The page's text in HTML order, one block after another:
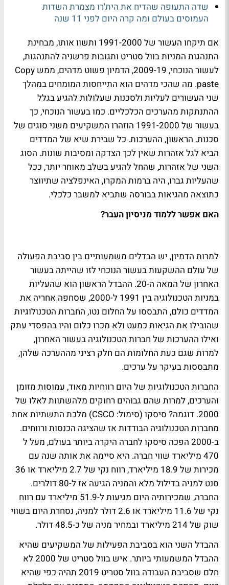
שדה התעופה שהדיח את הית'רו מצמרת השדות
העמוסים בעולם ומה קרה היום לפני 11 שנה
אם תיקחו העשור של 1991-2000 ותשוו אותו, מבחינת
התנהגות המניות בוול סטריט ותגובות פרשניה להתנהגות,
לעשור הנוכחי, 2009-19, הדמיון פשוט מדהים, ממש Copy
paste. מה שהכי מדהים הוא התייחסות המומחים במהלך
שני העשורים לעליות ולסכנות שעלולות להגיע בגלל
ההתנתקות מהערכים הכלכליים. כמו בעשור הנוכחי, כך
בעשור של 1991-2000 הוזהרו המשקיעים משני סוגים של
סכנות. הראשון, ההערכות. כל שבירת שיא של המדדים
הביא לגל אזהרות שאין לכך הצדקה ומסיבות שונות. הסוג
השני של אזהרות, שהחל להגיע בשלב מאוחר יותר, ככל
שהעליות גברו, היה ברמות המקרו, האינפלציה שתיווצר
כתוצאה מהגיאות בבורסה שתביא למשבר כלכלי.
האם אפשר ללמוד מניסיון העבר?
למרות הדמיון, יש הבדלים משמעותיים בין סביבת הפעולה
של עולם ההשקעות בעשור הנוכחי לזו שהייתה בעשור
האחרון של המאה ה-20. ההבדל הראשון הוא שהעליות
במניות הטכנולוגיה בין 1991 ל-2000, שסחפה אחריה את
המדדים כולם, התבססו על החלום נטו, החברות הטכנולוגיות
שהובילו את הגיאות כמעט ולא מכרו כלום והיו בהפסדי עתק
ואילו ההערכות של חברות הטכנולוגיה בעשור האחרון,
למרות שגם כעת החלומות הם חלק רציני מההערכה שלהן,
מתבססות בעיקר על ערכים.
החברות הטכנולוגיות של היום רווחיות מאוד, עמוסות מזומן
והערכים, למרות שהם גבוהים רחוקים מלהשתוות לאלו של
2000. דוגמה? סיסקו (סימול: CSCO) מלכת התשתיות אחת
מחברות הטכנולוגיה הבודדות אז שהציגה הכנסות ורווחים.
ב-2000 הפכה סיסקו לחברה היקרה ביותר בעולם, מעל ל
470 מיליארד שווי חברה. היא סיימה את אותה שנה עם
מכירות של 18.9 מיליארד, רווח נקי של 2.7 מיליארד או 36
סנט למניה בדילול מלא והמניה הגיעה אז ל-80 דולרים.
החברה, שמכירותיה היום מגיעות ל-51.9 מיליארד עם רווח
נקי של 11.6 מיליארד או 2.6 דולר למניה, נסחרת היום בשווי
שוק של 214 מיליארד ובמחיר מניה של כ-48.5 דולר.
ההבדל השני הוא בסביבת הפעילות של המשקיעים שהיא
ההבדל המשמעותי ביותר. איש בוול סטריט של 2000 לא
חלם שסביבת העבודה בוול סטריט 2019 תהיה כפי שהיא